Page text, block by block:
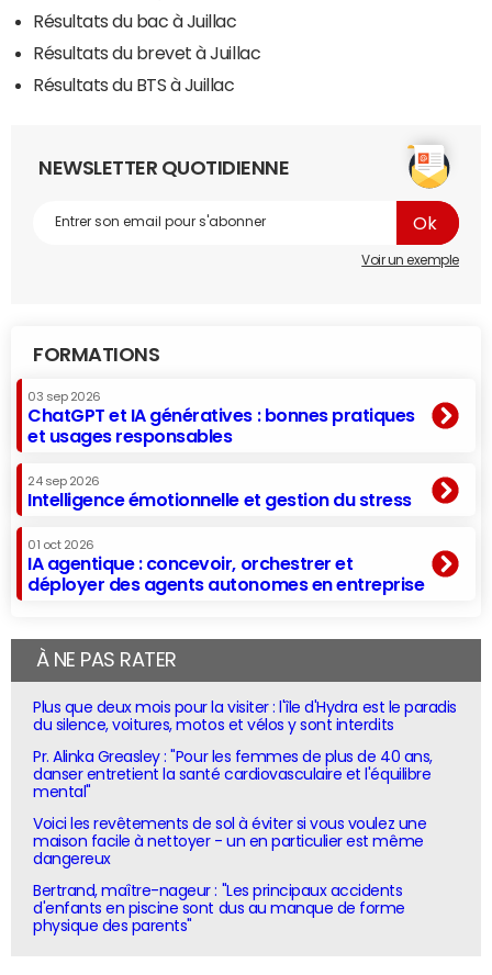
Résultats du bac à Juillac
Résultats du brevet à Juillac
Résultats du BTS à Juillac
NEWSLETTER QUOTIDIENNE
Voir un exemple
FORMATIONS
03 sep 2026
ChatGPT et IA génératives : bonnes pratiques
et usages responsables
24 sep 2026
Intelligence émotionnelle et gestion du stress
01 oct 2026
IA agentique : concevoir, orchestrer et
déployer des agents autonomes en entreprise
À NE PAS RATER
Plus que deux mois pour la visiter : l'île d'Hydra est le paradis
du silence, voitures, motos et vélos y sont interdits
Pr. Alinka Greasley : "Pour les femmes de plus de 40 ans,
danser entretient la santé cardiovasculaire et l'équilibre
mental"
Voici les revêtements de sol à éviter si vous voulez une
maison facile à nettoyer - un en particulier est même
dangereux
Bertrand, maître-nageur : "Les principaux accidents
d'enfants en piscine sont dus au manque de forme
physique des parents"